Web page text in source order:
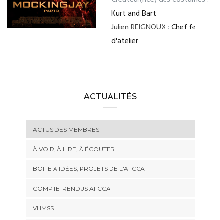
Kurt and Bart
Julien REIGNOUX:Chef·fe
d'atelier
ACTUALITÉS
ACTUS DES MEMBRES
À VOIR, À LIRE, À ÉCOUTER
BOITE À IDÉES, PROJETS DE L'AFCCA
COMPTE-RENDUS AFCCA
VHMSS